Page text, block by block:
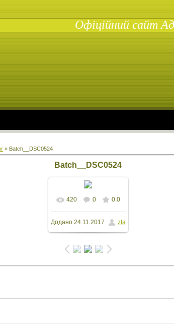
Офіційний сайт
» Batch__DSC0524
Batch__DSC0524
420 0 0.0
Додано24.11.2017 zta